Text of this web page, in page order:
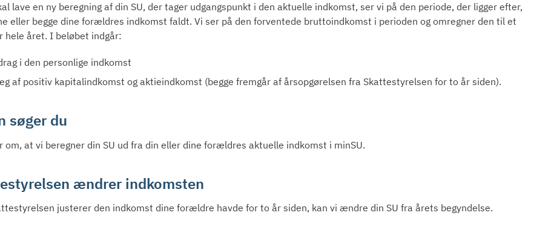
lave en ny beregning af din SU, der tager udgangspunkt i den aktuelle indkomst, ser vi på den periode, der ligger efter,
eller begge dine forældres indkomst faldt. Vi ser på den forventede bruttoindkomst i perioden og omregner den til et
hele året. I beløbet indgår:
i den personlige indkomst
af positiv kapitalindkomst og aktieindkomst (begge fremgår af årsopgørelsen fra Skattestyrelsen for to år siden).
søger du
om, at vi beregner din SU ud fra din eller dine forældres aktuelle indkomst i minSU.
ændrer indkomsten
justerer den indkomst dine forældre havde for to år siden, kan vi ændre din SU fra årets begyndelse.